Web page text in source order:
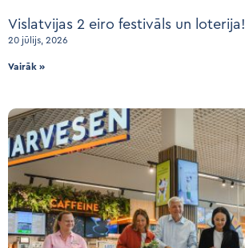
Vislatvijas 2 eiro festivāls un loterija!
20 jūlijs, 2026
Vairāk »